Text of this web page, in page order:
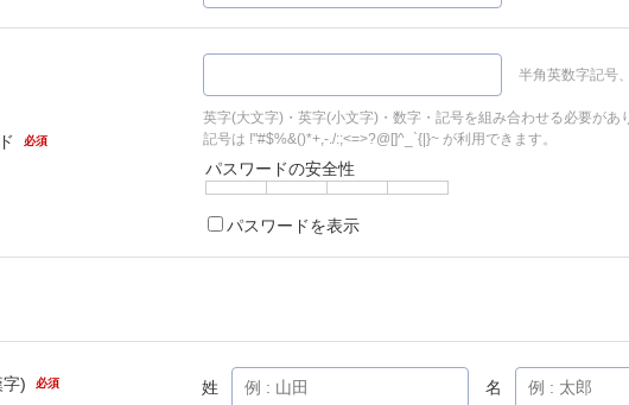
必須
半角英数字記号
英字(大文字)・英字(小文字)・数字・記号を組み合わせる必要があ
記号は !"#$%&()*+,-./:;<=>?@[]^_`{|}~ が利用できます。
パスワードの安全性
パスワードを表示
字) 必須 姓 名